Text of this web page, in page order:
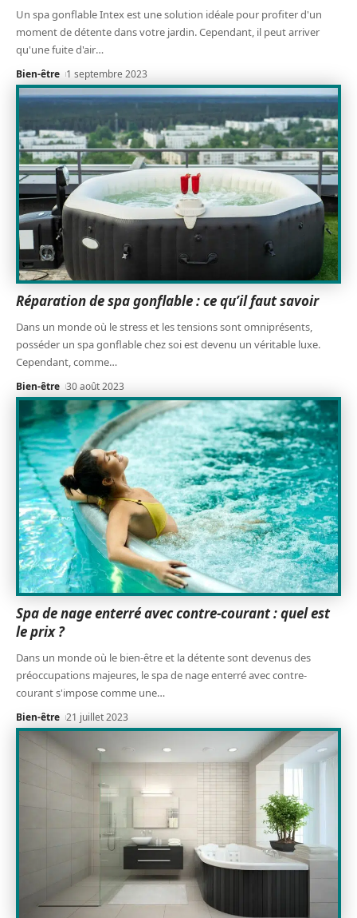
Un spa gonflable Intex est une solution idéale pour profiter d'un
moment de détente dans votre jardin. Cependant, il peut arriver
qu'une fuite d'air…
Bien-être 1 septembre 2023
Réparation de spa gonflable : ce qu’il faut savoir
Dans un monde où le stress et les tensions sont omniprésents,
posséder un spa gonflable chez soi est devenu un véritable luxe.
Cependant, comme…
Bien-être 30 août 2023
Spa de nage enterré avec contre-courant : quel est
le prix ?
Dans un monde où le bien-être et la détente sont devenus des
préoccupations majeures, le spa de nage enterré avec contre-
courant s'impose comme une…
Bien-être 21 juillet 2023